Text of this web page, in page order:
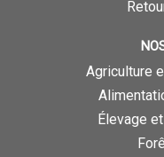
Agriculture
Élevage